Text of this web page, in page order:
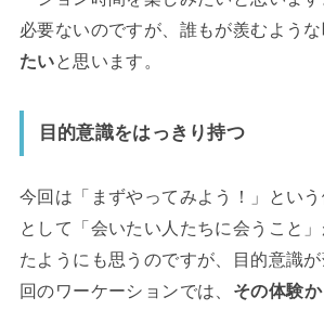
必要ないのですが、誰もが羨むような
たい と思います。
目的意識をはっきり持つ
今回は「まずやってみよう！」とい
として「会いたい人たちに会うこと
たようにも思うのですが、目的意識
回のワーケーションでは、 その体験